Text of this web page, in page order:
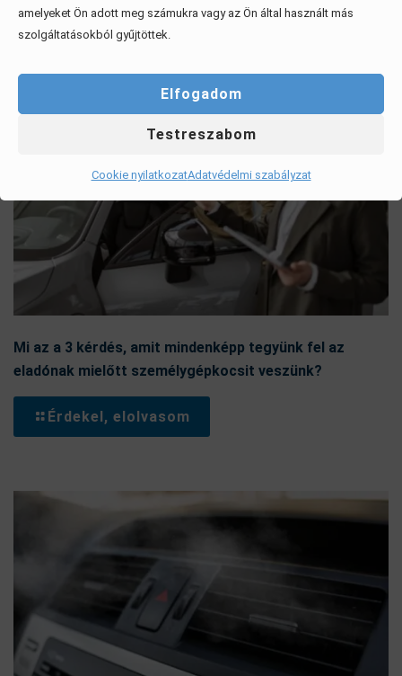
amelyeket Ön adott meg számukra vagy az Ön által használt más
szolgáltatásokból gyűjtöttek.
Elfogadom
Testreszabom
Cookie nyilatkozatAdatvédelmi szabályzat
Mi az a 3 kérdés, amit mindenképp tegyünk fel az
eladónak mielőtt személygépkocsit veszünk?
Érdekel, elolvasom